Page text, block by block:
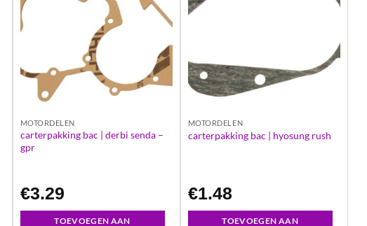
MOTORDELEN
carterpakking bac | derbi senda –
gpr
€3.29
TOEVOEGEN AAN
MOTORDELEN
carterpakking bac | hyosung rush
€1.48
TOEVOEGEN AAN